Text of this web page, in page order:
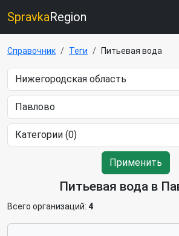
SpravkaRegion
Справочник Теги Питьевая вода
Применить
Питьевая вода в
Всего организаций: 4